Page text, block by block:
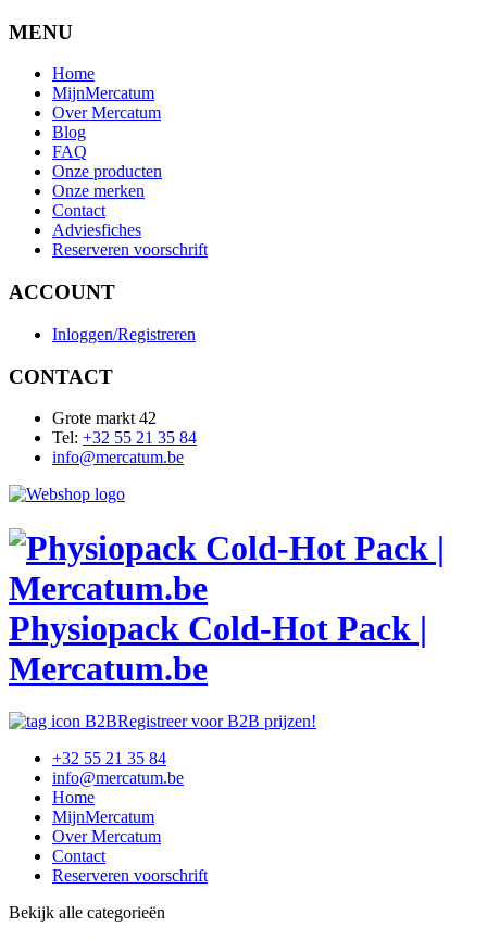
MENU
Home
MijnMercatum
Over Mercatum
Blog
FAQ
Onze producten
Onze merken
Contact
Adviesfiches
Reserveren voorschrift
ACCOUNT
Inloggen/Registreren
CONTACT
Grote markt 42
Tel: +32 55 21 35 84
info@mercatum.be
Physiopack Cold-Hot Pack |
Mercatum.be
Registreer voor B2B prijzen!
+32 55 21 35 84
info@mercatum.be
Home
MijnMercatum
Over Mercatum
Contact
Reserveren voorschrift
Bekijk alle categorieën